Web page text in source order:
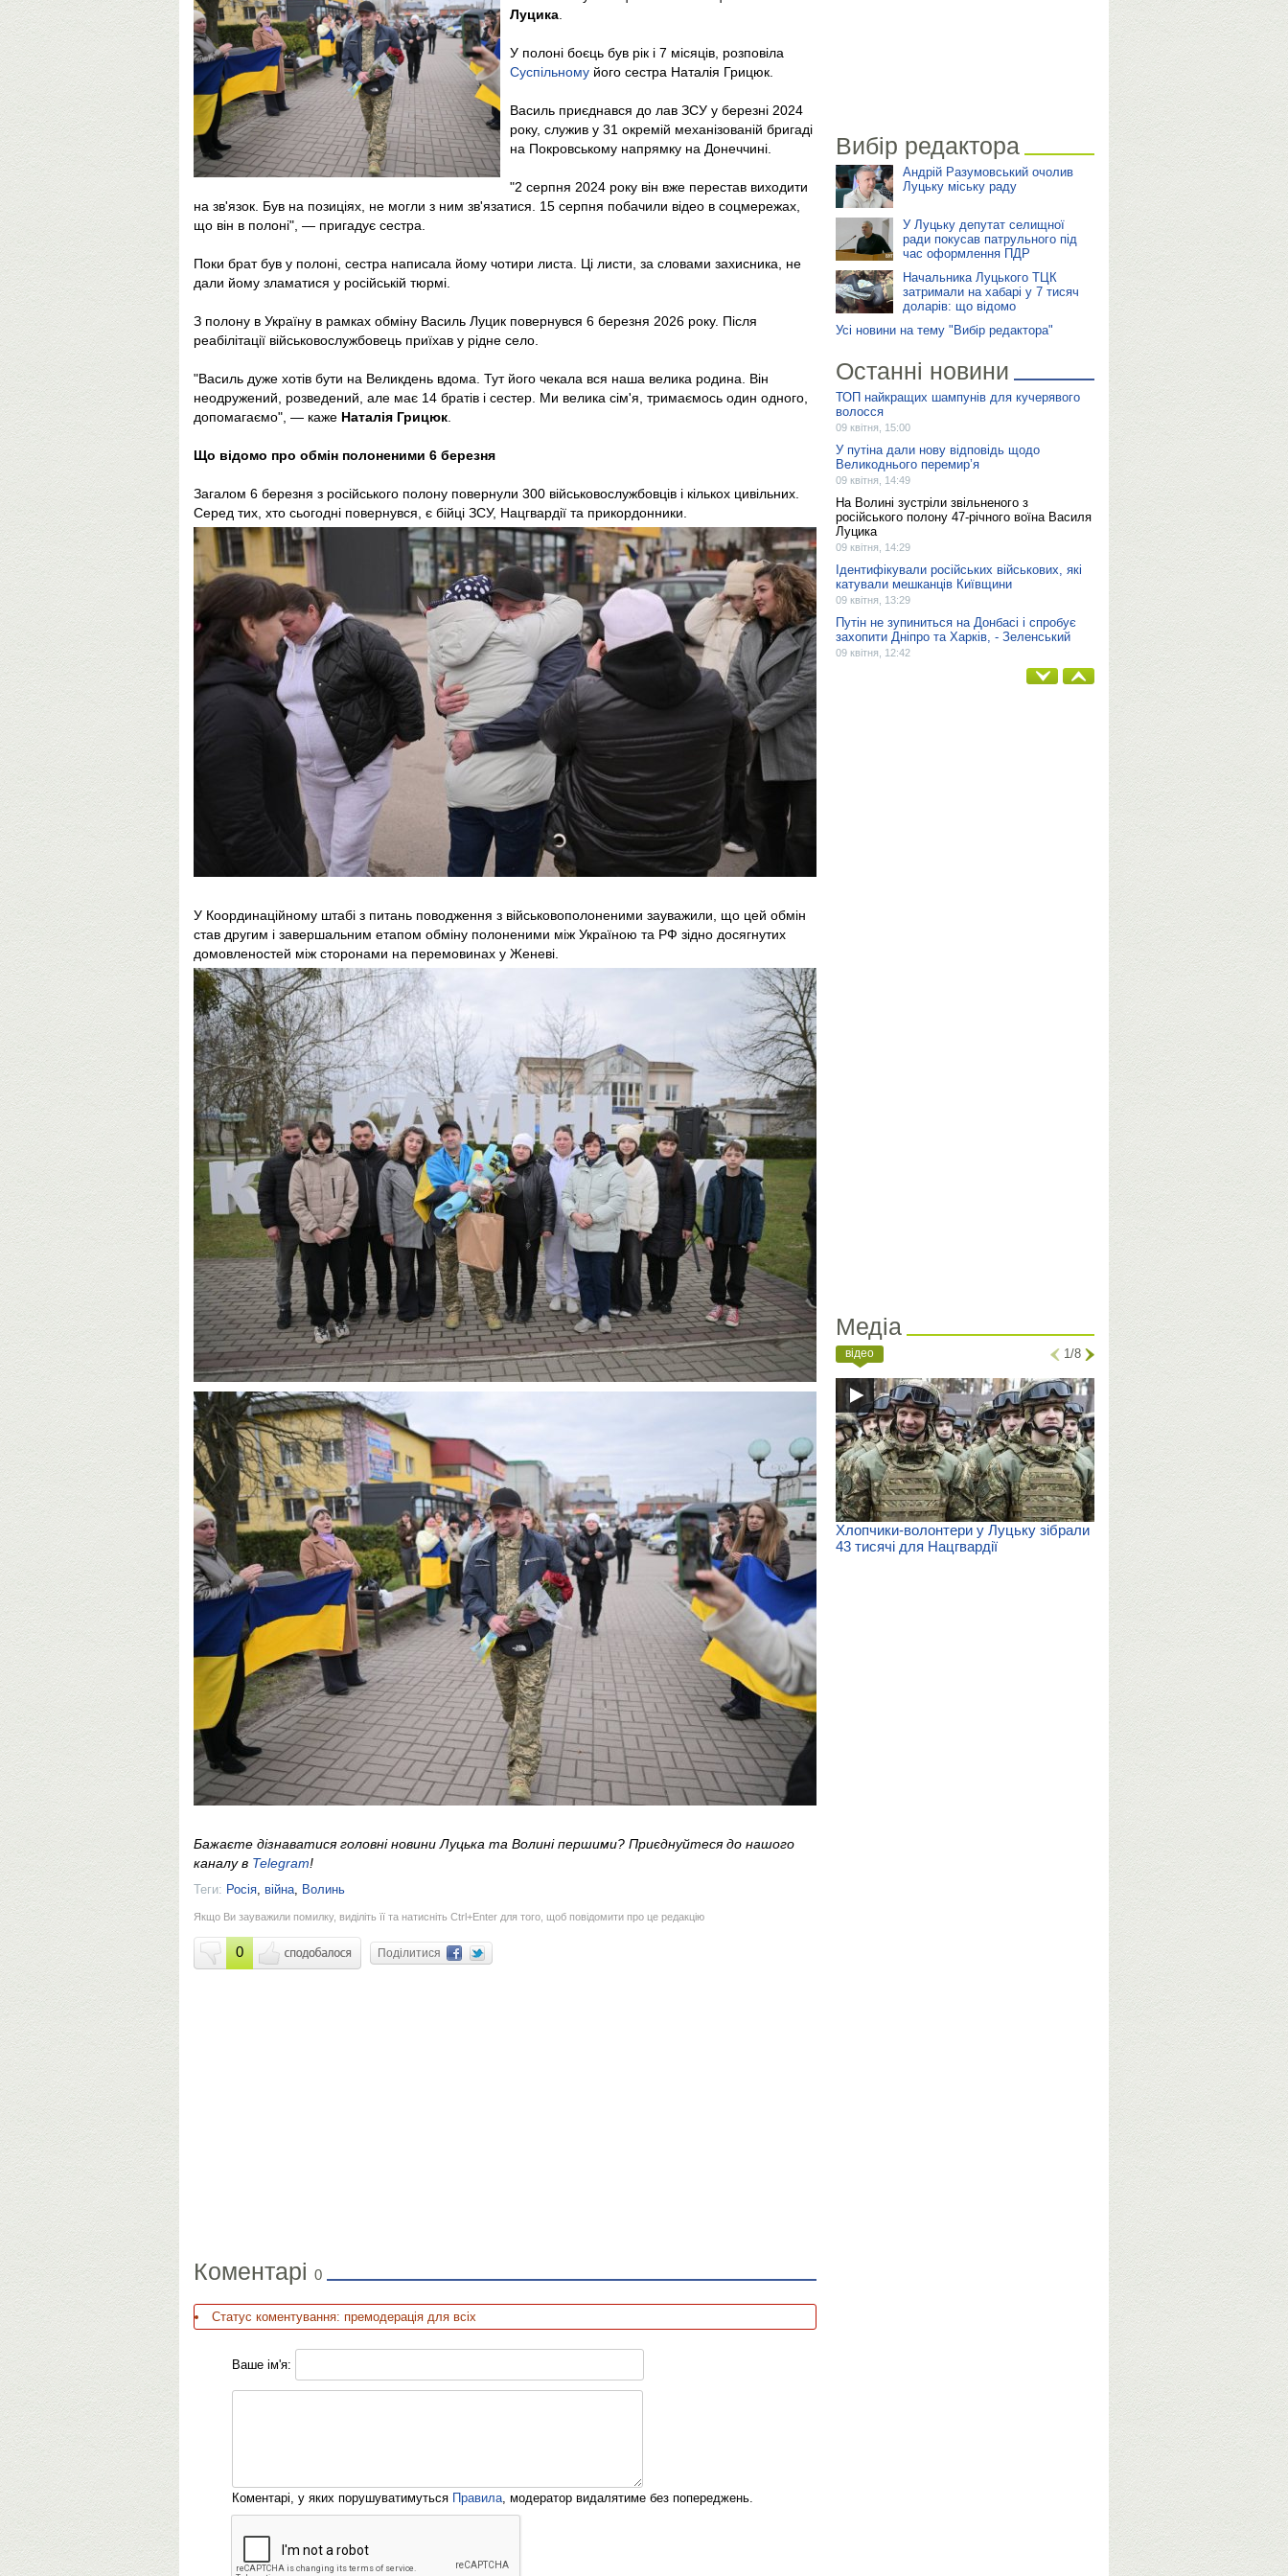
Луцика
У полоні боєць був рік і 7 місяців, розповіла
Суспільному його сестра Наталія Грицюк.
Василь приєднався до лав ЗСУ у березні 2024
року, служив у 31 окремій механізованій бригаді
на Покровському напрямку на Донеччині.
"2 серпня 2024 року він вже перестав виходити
на зв'язок. Був на позиціях, не могли з ним зв'язатися. 15 серпня побачили відео в соцмережах,
що він в полоні", — пригадує сестра.
Поки брат був у полоні, сестра написала йому чотири листа. Ці листи, за словами захисника, не
дали йому зламатися у російській тюрмі.
З полону в Україну в рамках обміну Василь Луцик повернувся 6 березня 2026 року. Після
реабілітації військовослужбовець приїхав у рідне село.
"Василь дуже хотів бути на Великдень вдома. Тут його чекала вся наша велика родина. Він
неодружений, розведений, але має 14 братів і сестер. Ми велика сім'я, тримаємось один одного,
допомагаємо", — каже Наталія Грицюк
Що відомо про обмін полоненими 6 березня
Загалом 6 березня з російського полону повернули 300 військовослужбовців і кількох цивільних.
Серед тих, хто сьогодні повернувся, є бійці ЗСУ, Нацгвардії та прикордонники.
У Координаційному штабі з питань поводження з військовополоненими зауважили, що цей обмін
став другим і завершальним етапом обміну полоненими між Україною та РФ зідно досягнутих
домовленостей між сторонами на перемовинах у Женеві.
Бажаєте дізнаватися головні новини Луцька та Волині першими? Приєднуйтеся до нашого
каналу в Telegram!
Теги: Росія війна Волинь
Якщо Ви зауважили помилку, виділіть її та натисніть Ctrl+Enter для того, щоб повідомити про це редакцію
0 Поділитися
Коментарі 0
Статус коментування: премодерація для всіх
Ваше ім'я:
Коментарі, у яких порушуватимуться Правила , модератор видалятиме без попереджень.
Вибір редактора
Андрій Разумовський очолив
Луцьку міську раду
У Луцьку депутат селищної
ради покусав патрульного під
час оформлення ПДР
Начальника Луцького ТЦК
затримали на хабарі у 7 тисяч
доларів: що відомо
Усі новини на тему "Вибір редактора"
Останні новини
ТОП найкращих шампунів для кучерявого
волосся
09 квітня, 15:00
У путіна дали нову відповідь щодо
Великоднього перемир’я
09 квітня, 14:49
На Волині зустріли звільненого з
російського полону 47-річного воїна Василя
Луцика
09 квітня, 14:29
Ідентифікували російських військових, які
катували мешканців Київщини
09 квітня, 13:29
Путін не зупиниться на Донбасі і спробує
захопити Дніпро та Харків, - Зеленський
09 квітня, 12:42
Медіа
відео 1/8
Хлопчики-волонтери у Луцьку зібрали
43 тисячі для Нацгвардії